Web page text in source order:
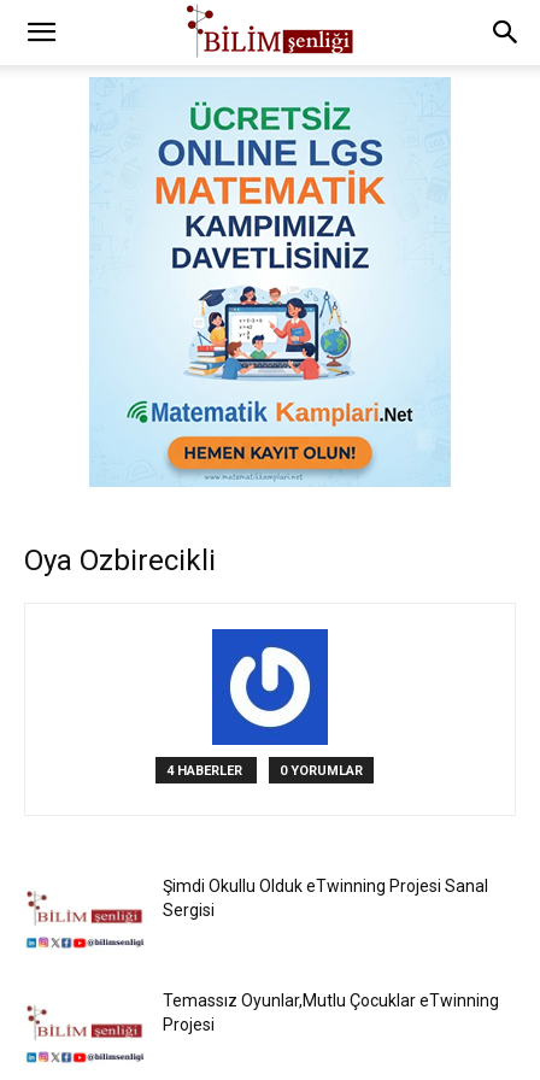
Oya Ozbirecikli
4 HABERLER 0 YORUMLAR
Şimdi Okullu Olduk eTwinning Projesi Sanal
Sergisi
Temassız Oyunlar,Mutlu Çocuklar eTwinning
Projesi